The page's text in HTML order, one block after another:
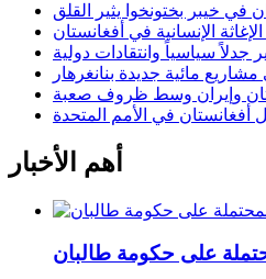
في خيبر بختونخوا يثير القلق
جدلاً سياسياً وانتقادات دولية
مائية جديدة بنانغرهار
أفغانستان في الأمم المتحدة
أهم الأخبار
على حكومة طالبان